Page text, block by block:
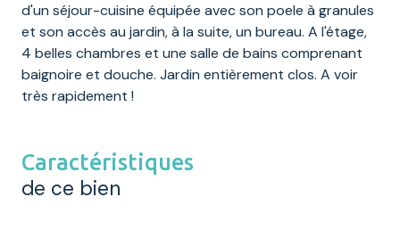
d'un séjour-cuisine équipée avec son poele à granules
et son accès au jardin, à la suite, un bureau. A l'étage,
4 belles chambres et une salle de bains comprenant
baignoire et douche. Jardin entièrement clos. A voir
très rapidement !
Caractéristiques
de ce bien